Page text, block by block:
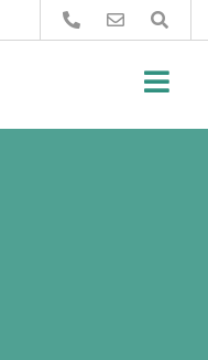
Buscar